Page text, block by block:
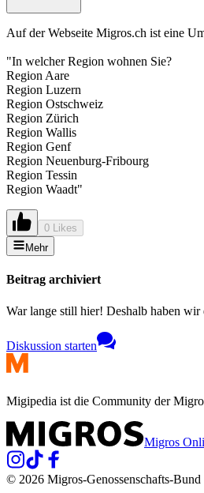
Auf der Webseite Migros.ch ist eine
"In welcher Region wohnen Sie?
Region Aare
Region Luzern
Region Ostschweiz
Region Zürich
Region Wallis
Region Genf
Region Neuenburg-Fribourg
Region Tessin
Region Waadt"
0 Likes
Mehr
Beitrag archiviert
War lange still hier! Deshalb haben wir
Diskussion starten
Migipedia ist die Community der
Migros
© 2026 Migros-Genossenschafts-Bund